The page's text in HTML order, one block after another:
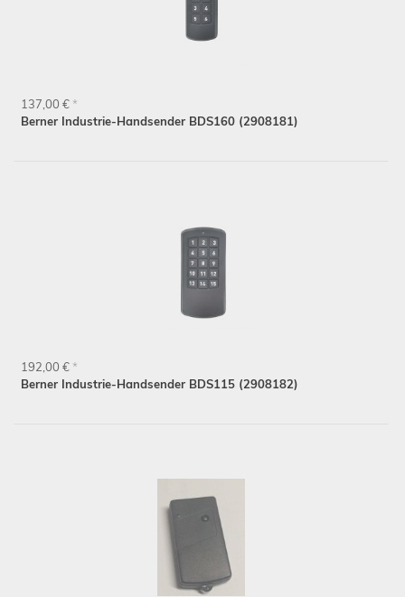
Berner Industrie-Handsender BDS160 (2908181)
137,00 € *
Berner Industrie-Handsender BDS115 (2908182)
192,00 € *